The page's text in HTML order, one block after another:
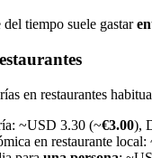
tiempo suele gastar
en restaurantes
~USD 3.30 (~€3.00),
en restaurante